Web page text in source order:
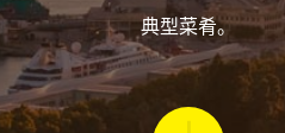
典型菜肴。